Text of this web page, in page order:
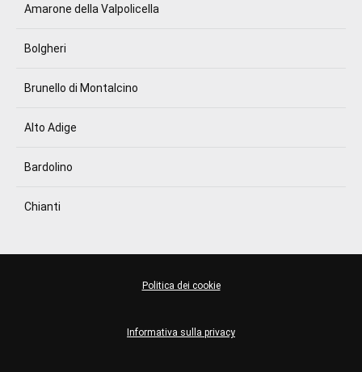
Amarone della Valpolicella
Bolgheri
Brunello di Montalcino
Alto Adige
Bardolino
Chianti
Informativa sulla privacy
Politica dei cookie